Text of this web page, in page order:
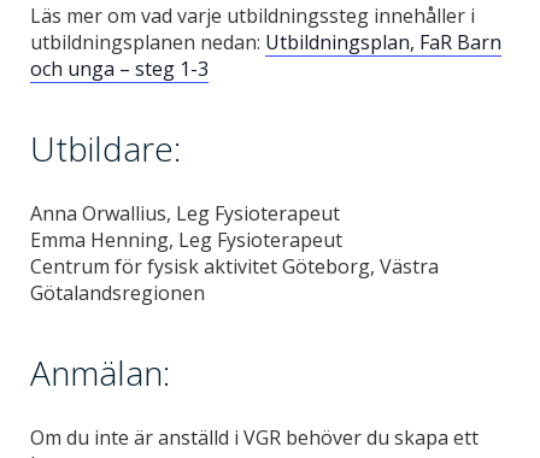
Läs mer om vad varje utbildningssteg innehåller i
utbildningsplanen nedan: Utbildningsplan, FaR Barn
och unga – steg 1-3
Utbildare:
Anna Orwallius, Leg Fysioterapeut
Emma Henning, Leg Fysioterapeut
Centrum för fysisk aktivitet Göteborg, Västra
Götalandsregionen
Anmälan:
Om du inte är anställd i VGR behöver du skapa ett